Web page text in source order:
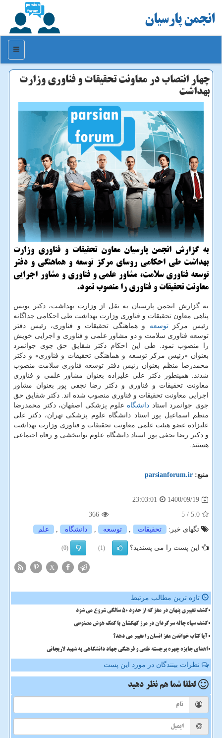
انجمن پارسیان
منو
چهار انتصاب در معاونت تحقیقات و فناوری وزارت
بهداشت
به گزارش انجمن پارسیان معاون تحقیقات و فناوری وزارت
بهداشت طی احکامی روسای مرکز توسعه و هماهنگی و دفتر
توسعه فناوری سلامت، مشاور علمی و فناوری و مشاور اجرایی
معاونت تحقیقات و فناوری را منصوب نمود.
به گزارش انجمن پارسیان به نقل از وزارت بهداشت، دکتر یونس
پناهی معاون تحقیقات و فناوری وزارت بهداشت طی احکامی جداگانه
رئیس مرکزتوسعه و هماهنگی تحقیقات و فناوری، رئیس دفتر
توسعه فناوری سلامت و دو مشاور علمی و فناوری و اجرایی خویش
را منصوب نمود. طی این احکام دکتر شقایق حق جوی جوانمرد
بعنوان «رئیس مرکز توسعه و هماهنگی تحقیقات و فناوری» و دکتر
محمدرضا منظم بعنوان رئیس دفتر توسعه فناوری سلامت منصوب
شدند. همینطور دکتر علی علیزاده بعنوان مشاور علمی و فناوری
معاونت تحقیقات و فناوری و دکتر رضا نجفی پور بعنوان مشاور
اجرایی معاونت تحقیقات و فناوری منصوب شده اند. دکتر شقایق حق
جوی جوانمرد استاد دانشگاه علوم پزشکی اصفهان، دکتر محمدرضا
منظم اسماعیل پور استاد دانشگاه علوم پزشکی تهران، دکتر علی
علیزاده عضو هیئت علمی معاونت تحقیقات و فناوری وزارت بهداشت
و دکتر رضا نجفی پور استاد دانشگاه علوم توانبخشی و رفاه اجتماعی
هستند.
منبع: parsianforum.ir
1400/09/19
23:03:01
5.0
/ 5
366
تگهای خبر:
تحقیقات , توسعه , دانشگاه , علم
این پست را می پسندید؟ (1)
(0)
X
تازه ترین مطالب مرتبط
کشف تغییری پنهان در مغز که از حدود 50 سالگی شروع می شود
کشف سیاه چاله سرگردان در مرز کهکشان با کمک هوش مصنوعی
آیا کتاب خواندن مغز انسان را تغییر می دهد؟
اهدای جایزه چهره برجسته علمی و فرهنگی جهاد دانشگاهی به شهید لاریجانی
نظرات بینندگان در مورد این پست
لطفا شما هم نظر دهید